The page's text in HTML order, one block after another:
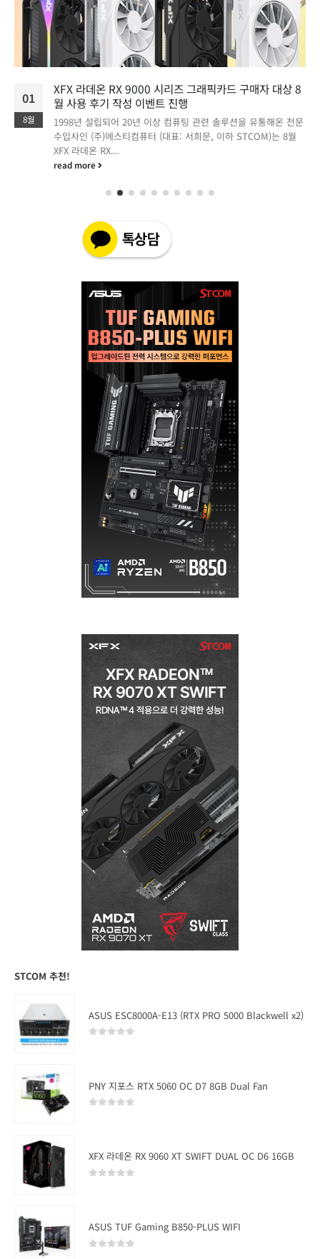
01
8월
XFX 라데온 RX 9000 시리즈 그래픽카드 구매자 대상 8
월 사용 후기 작성 이벤트 진행
1998년 설립되어 20년 이상 컴퓨팅 관련 솔루션을 유통해온 전문
수입사인 (주)에스티컴퓨터 (대표: 서희문, 이하 STCOM)는 8월
XFX 라데온 RX...
read more
STCOM 추천!
ASUS ESC8000A-E13 (RTX PRO 5000 Blackwell x2)
PNY 지포스 RTX 5060 OC D7 8GB Dual Fan
XFX 라데온 RX 9060 XT SWIFT DUAL OC D6 16GB
ASUS TUF Gaming B850-PLUS WIFI